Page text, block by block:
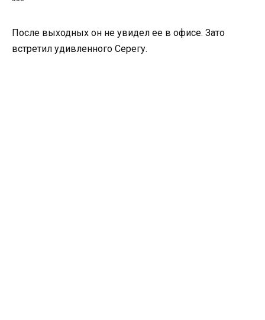
После выходных он не увидел ее в офисе. Зато
встретил удивленного Серегу.